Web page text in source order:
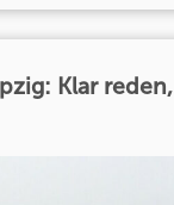
Klar reden,